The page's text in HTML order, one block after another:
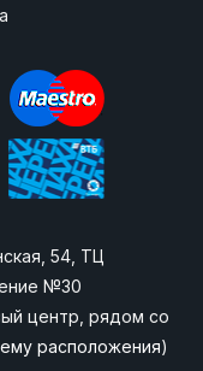
54, ТЦ
№30
центр, рядом со
расположения)